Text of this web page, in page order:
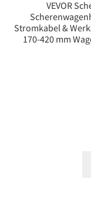
VEVOR
Stromkabel &
170-420 mm